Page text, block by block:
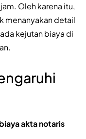
Oleh karena itu,
menanyakan detail
kejutan biaya di
biaya akta notaris